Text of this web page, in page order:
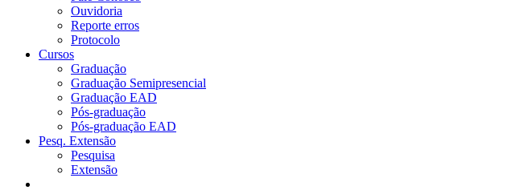
Ouvidoria
Reporte erros
Protocolo
Cursos
Graduação
Graduação Semipresencial
Graduação EAD
Pós-graduação
Pós-graduação EAD
Pesq. Extensão
Pesquisa
Extensão